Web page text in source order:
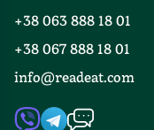
Події
Книгарні
Контакти
Автори
+38 063 888 18 01
+38 067 888 18 01
info@readeat.com